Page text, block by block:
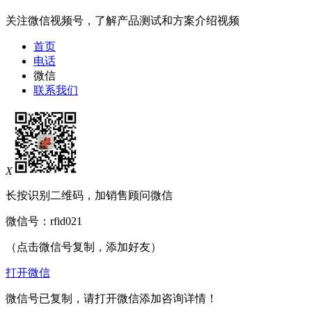
关注微信视频号，了解产品测试和方案介绍视频
首页
电话
微信
联系我们
X
长按识别二维码，加销售顾问微信
微信号： rfid021
（点击微信号复制，添加好友）
打开微信
微信号已复制，请打开微信添加咨询详情！